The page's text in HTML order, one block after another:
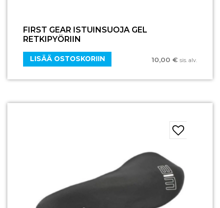
FIRST GEAR ISTUINSUOJA GEL
RETKIPYÖRIIN
10,00 € sis. alv.
LISÄÄ OSTOSKORIIN